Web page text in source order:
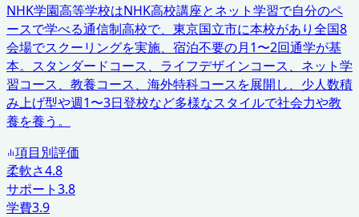
NHK学園高等学校はNHK高校講座とネット学習で自分のペ
ースで学べる通信制高校で、東京国立市に本校があり全国8
会場でスクーリングを実施、宿泊不要の月1〜2回通学が基
本。スタンダードコース、ライフデザインコース、ネット学
習コース、教養コース、海外特科コースを展開し、少人数積
み上げ型や週1〜3日登校など多様なスタイルで社会力や教
養を養う。
項目別評価
柔軟さ4.8
サポート3.8
学費3.9